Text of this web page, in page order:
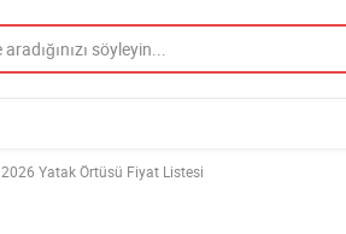
2026 Yatak Örtüsü Fiyat Listesi